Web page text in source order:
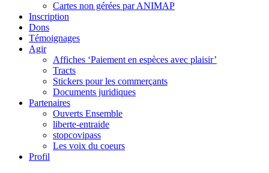
Cartes non gérées par ANIMAP
Inscription
Dons
Témoignages
Agir
Affiches ‘Paiement en espèces avec plaisir’
Tracts
Stickers pour les commerçants
Documents juridiques
Partenaires
Ouverts Ensemble
liberte-entraide
stopcovipass
Les voix du coeurs
Profil